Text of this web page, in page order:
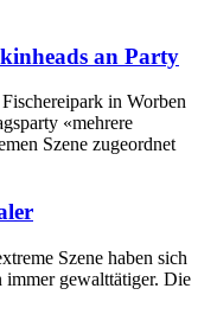
an Party
in Worben
«mehrere
Szene zugeordnet
Szene haben sich
immer gewalttätiger. Die